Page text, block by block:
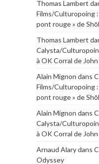
Thomas Lambert
Films/Culturopoing :
pont rouge » de
Thomas Lambert
Calysta/
à OK Corral de
Alain Mignon dans
Films/Culturopoing :
pont rouge » de
Alain Mignon dans
Calysta/
à OK Corral de
Arnaud Alarydans
Odyssey